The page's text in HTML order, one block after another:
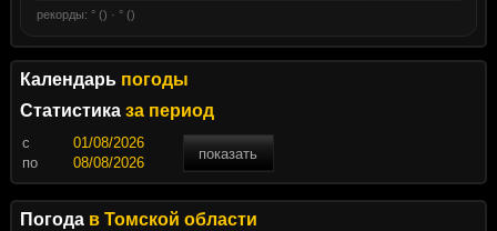
рекорды: ° () · ° ()
Календарь погоды
Статистика за период
c
показать
по
Погода в Томской области